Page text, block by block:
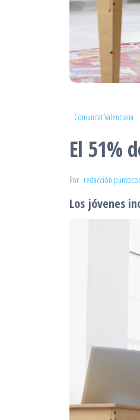
Comunitat Valenciana
El 51%
Por redacción
Los jóvenes